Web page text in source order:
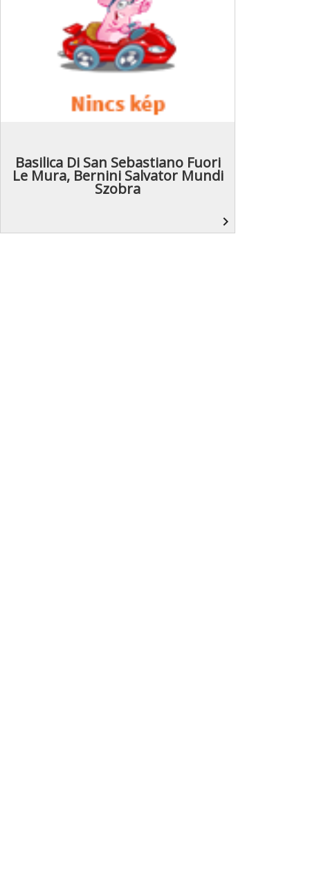
Basilica Di San Sebastiano Fuori
Le Mura, Bernini Salvator Mundi
Szobra
navigate_next